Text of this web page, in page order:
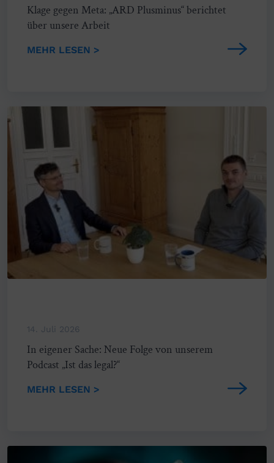
Klage gegen Meta: „ARD Plusminus“ berichtet
über unsere Arbeit
MEHR LESEN >
14. Juli 2026
In eigener Sache: Neue Folge von unserem
Podcast „Ist das legal?“
MEHR LESEN >